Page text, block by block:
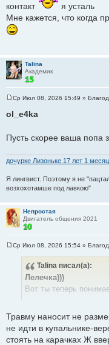
контакт
я усталь
Мне кажется, что когда
Talina
Академик
о
о
е
и
е
Ср Июл 08, 2026 15:49 »
ol_e4ka
Пусть скорее ваша попа
дочурке Лизоньке 17 лет 1
Я лингвист. Поэтому я не
возхохотамше под лавкою"
Непростая
Двигатель общения 2021
Ср Июл 08, 2026 15:54 »
Talina писал(а):
Лелечка)))
Вот ты теперь
эстетичного или
Травму наносит не
не идти в купальнике-
стоять на карачках Ж